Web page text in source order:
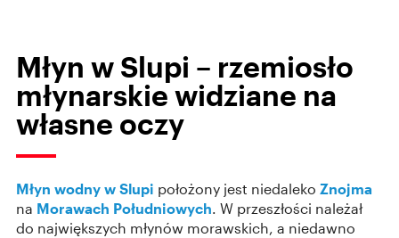
Młyn w Slupi – rzemiosło
młynarskie widziane na
własne oczy
Młyn wodny w Slupi położony jest niedaleko Znojma
na Morawach Południowych. W przeszłości należał
do największych młynów morawskich, a niedawno